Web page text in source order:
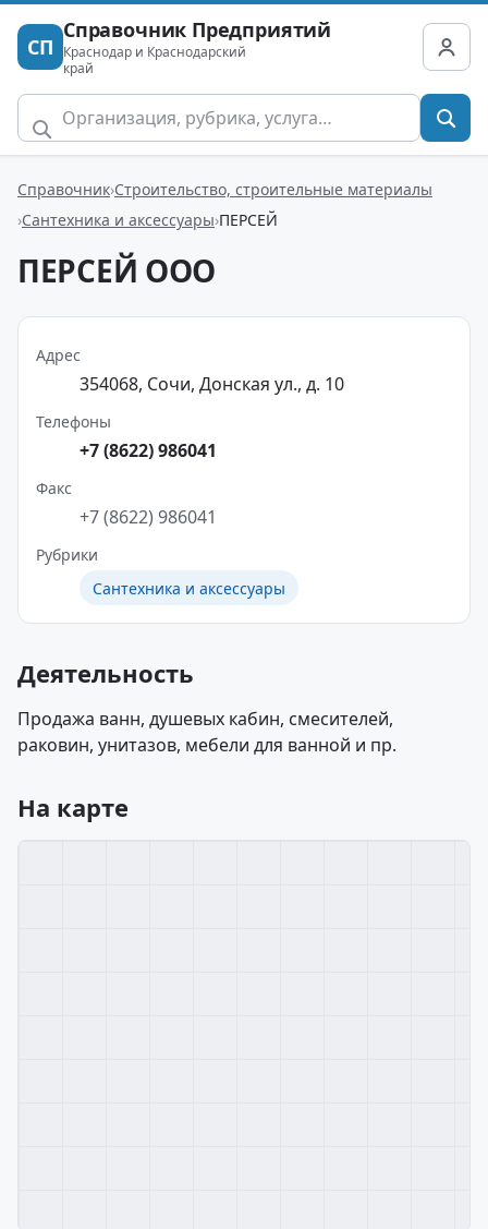
СП
Справочник Предприятий
Краснодар и Краснодарский
край
Справочник Строительство, строительные материалы
Сантехника и аксессуары ПЕРСЕЙ
ПЕРСЕЙ ООО
Адрес
354068, Сочи, Донская ул., д. 10
Телефоны
+7 (8622) 986041
Факс
+7 (8622) 986041
Рубрики
Сантехника и аксессуары
Деятельность
Продажа ванн, душевых кабин, смесителей,
раковин, унитазов, мебели для ванной и пр.
На карте